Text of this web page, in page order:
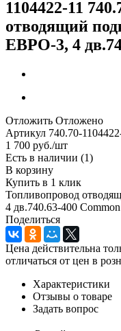
1104422-11
отводящий
ЕВРО-3, 4
Отложить Отложено
Артикул 740.70-
1 700 руб./шт
Есть в наличии (1)
В корзину
Купить в 1 клик
Топливопровод
4 дв.740.63-400
Поделиться
Цена действительна
отличаться от цен в
Характеристики
Отзывы о товаре
Задать вопрос